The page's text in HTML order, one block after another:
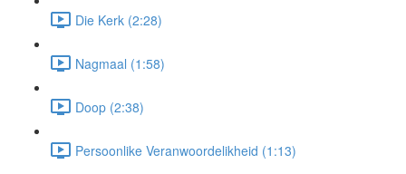
Die Kerk (2:28)
Nagmaal (1:58)
Doop (2:38)
Persoonlike Veranwoordelikheid (1:13)